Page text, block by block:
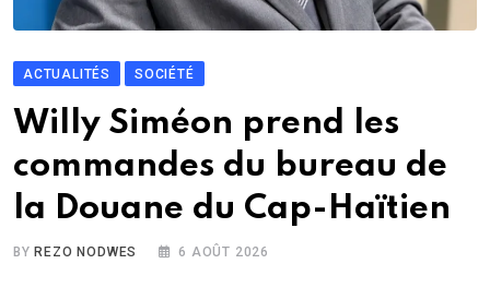
ACTUALITÉS SOCIÉTÉ
Willy Siméon prend les
commandes du bureau de
la Douane du Cap-Haïtien
BY REZO NODWES 6 AOÛT 2026